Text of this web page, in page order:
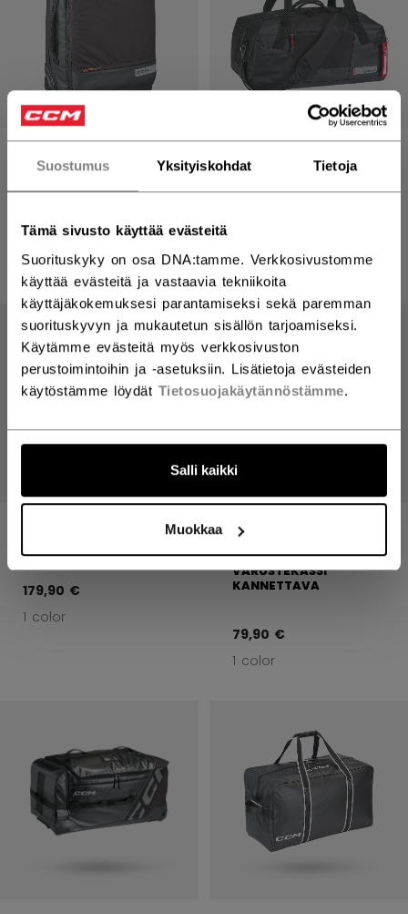
Suostumus Yksityiskohdat Tietoja
Tämä sivusto käyttää evästeitä
Suorituskyky on osa DNA:tamme. Verkkosivustomme
käyttää evästeitä ja vastaavia tekniikoita
käyttäjäkokemuksesi parantamiseksi sekä paremman
suorituskyvyn ja mukautetun sisällön tarjoamiseksi.
Käytämme evästeitä myös verkkosivuston
perustoimintoihin ja -asetuksiin. Lisätietoja evästeiden
käytöstämme löydät Tietosuojakäytännöstämme.
Salli kaikki
Muokkaa
KÄSIMATKATAVARA
229,90 €
1 color
DUFFLEBAG
179,90 €
1 color
PELAAJAN
VARUSTEKASSIT
PELAAJAN
VARUSTEKASSI
KANNETTAVA
79,90 €
1 color